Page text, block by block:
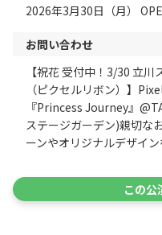
2026年3月30日（月）
お問い合わせ
【祝花 受付中！3/30 立
（ピクセルリボン）】
『Princess Journey』
ステージガーデン)親切な
ーンやオリジナルデザイ
この公